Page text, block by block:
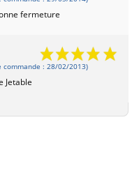
fermeture
commande : 28/02/2013)
Jetable